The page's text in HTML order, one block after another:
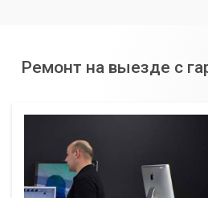
Ремонт на выезде с